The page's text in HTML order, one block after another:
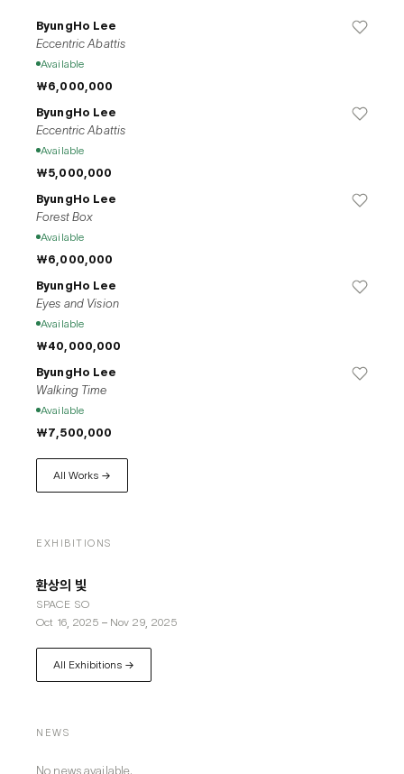
Love>(2009, 모리미술관, 도쿄, 일본 등 다수의 국내외 기획전에 참
여하였다. 2013년 경기창작스튜디오와 2010-2011년 서울시립미술
에 그의 작품이 소장되어 있다.
ByungHo Lee
Eccentric Abattis
Available
₩6,000,000
ByungHo Lee
Eccentric Abattis
Available
₩5,000,000
ByungHo Lee
Forest Box
Available
₩6,000,000
ByungHo Lee
Eyes and Vision
Available
₩40,000,000
ByungHo Lee
Walking Time
Available
₩7,500,000
All Works →
EXHIBITIONS
환상의 빛
​SPACE SO
Oct 16, 2025 – Nov 29, 2025
All Exhibitions →
NEWS
No news available.